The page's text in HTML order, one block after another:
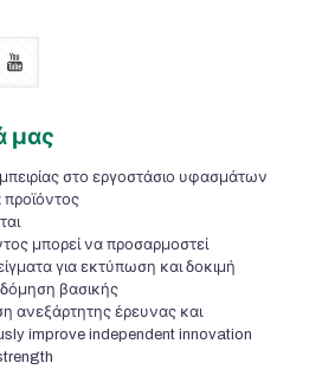
μας
στο εργοστάσιο υφασμάτων
μπορεί να προσαρμοστεί
για εκτύπωση και δοκιμή
βασικής
ανεξάρτητης έρευνας και
improve independent innovation